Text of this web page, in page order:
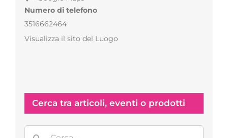
Numero di telefono
3516662464
Visualizza il sito del Luogo
Cerca tra articoli, eventi o prodotti